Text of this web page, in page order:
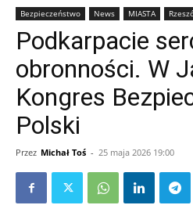
Bezpieczeństwo News MIASTA
Podkarpacie
obronności. W
Kongres
Polski
Przez Michał Toś - 25 maja 2026 19:00